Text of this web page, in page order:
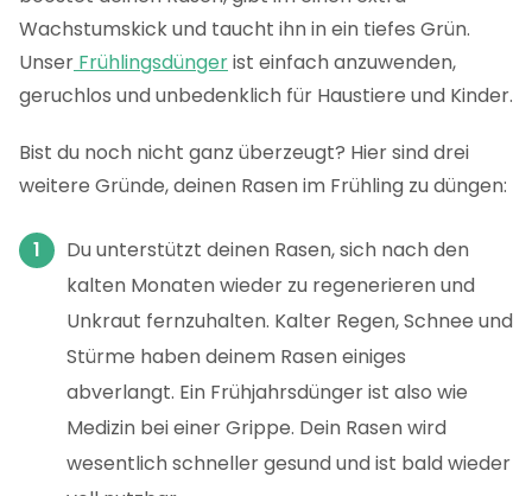
Wachstumskick und taucht ihn in ein tiefes Grün.
Unser Frühlingsdüngerist einfach anzuwenden,
geruchlos und unbedenklich für Haustiere und Kinder.
Bist du noch nicht ganz überzeugt? Hier sind drei
weitere Gründe, deinen Rasen im Frühling zu düngen:
Du unterstützt deinen Rasen, sich nach den
kalten Monaten wieder zu regenerieren und
Unkraut fernzuhalten. Kalter Regen, Schnee und
Stürme haben deinem Rasen einiges
abverlangt. Ein Frühjahrsdünger ist also wie
Medizin bei einer Grippe. Dein Rasen wird
wesentlich schneller gesund und ist bald wieder